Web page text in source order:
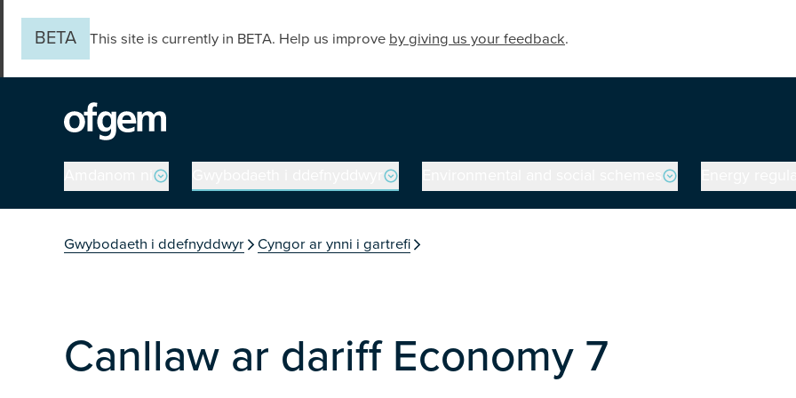
BETA
This site is currently in BETA. Help us improve by giving us your feedback.
Main navigation
You are in the section
Gwybodaeth i ddefnyddwyr Cyngor ar ynni i gartrefi
Canllaw ar dariff Economy 7